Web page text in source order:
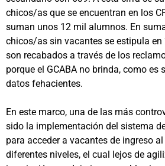
chicos/as que se encuentran en los
suman unos 12 mil alumnos. En
chicos/as sin vacantes se estipula
son recabados a través de los
porque el GCABA no brinda, como es
datos fehacientes.
En este marco, una de las más
sido la implementación del sistema
para acceder a vacantes de ingreso
diferentes niveles, el cual lejos de